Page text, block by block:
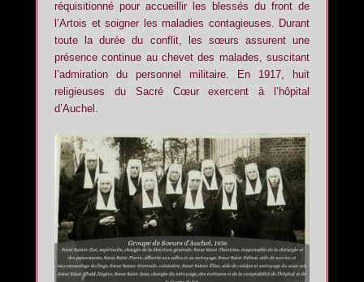
réquisitionné pour accueillir les blessés du front de
l’Artois et soigner les maladies contagieuses. Durant
toute la durée du conflit, les sœurs assurent une
présence continue au chevet des malades, suscitant
l’admiration du personnel militaire. En 1917, huit
religieuses du Sacré Cœur exercent à l’hôpital
d’Auchel.